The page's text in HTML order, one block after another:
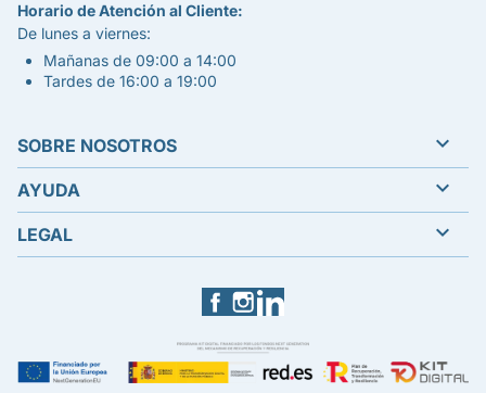
Facebook
Horario de Atención al Cliente:
De lunes a viernes:
Mañanas de 09:00 a 14:00
Tardes de 16:00 a 19:00
SOBRE NOSOTROS 
AYUDA 
LEGAL 